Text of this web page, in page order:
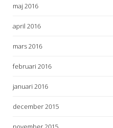
maj 2016
april 2016
mars 2016
februari 2016
januari 2016
december 2015